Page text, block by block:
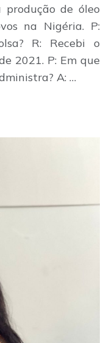
de óleo
na Nigéria. P:
R: Recebi o
2021. P: Em que
A: …